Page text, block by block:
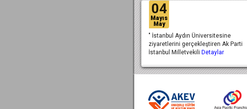
04
Mayıs
May
" İstanbul Aydın Üniversitesine
ziyaretlerini gerçekleştiren Ak Parti
İstanbul Milletvekili Detaylar